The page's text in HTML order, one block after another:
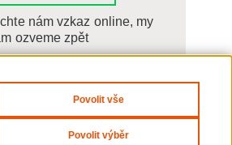
Povolit vše
Povolit výběr
nám vzkaz online, my
ozveme zpět